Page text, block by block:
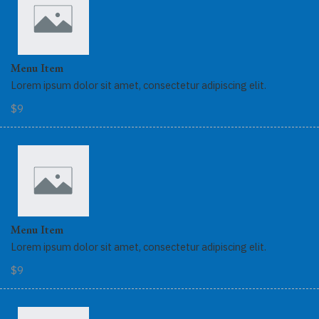
Menu Item
Lorem ipsum dolor sit amet, consectetur adipiscing elit.
$9
Menu Item
Lorem ipsum dolor sit amet, consectetur adipiscing elit.
$9